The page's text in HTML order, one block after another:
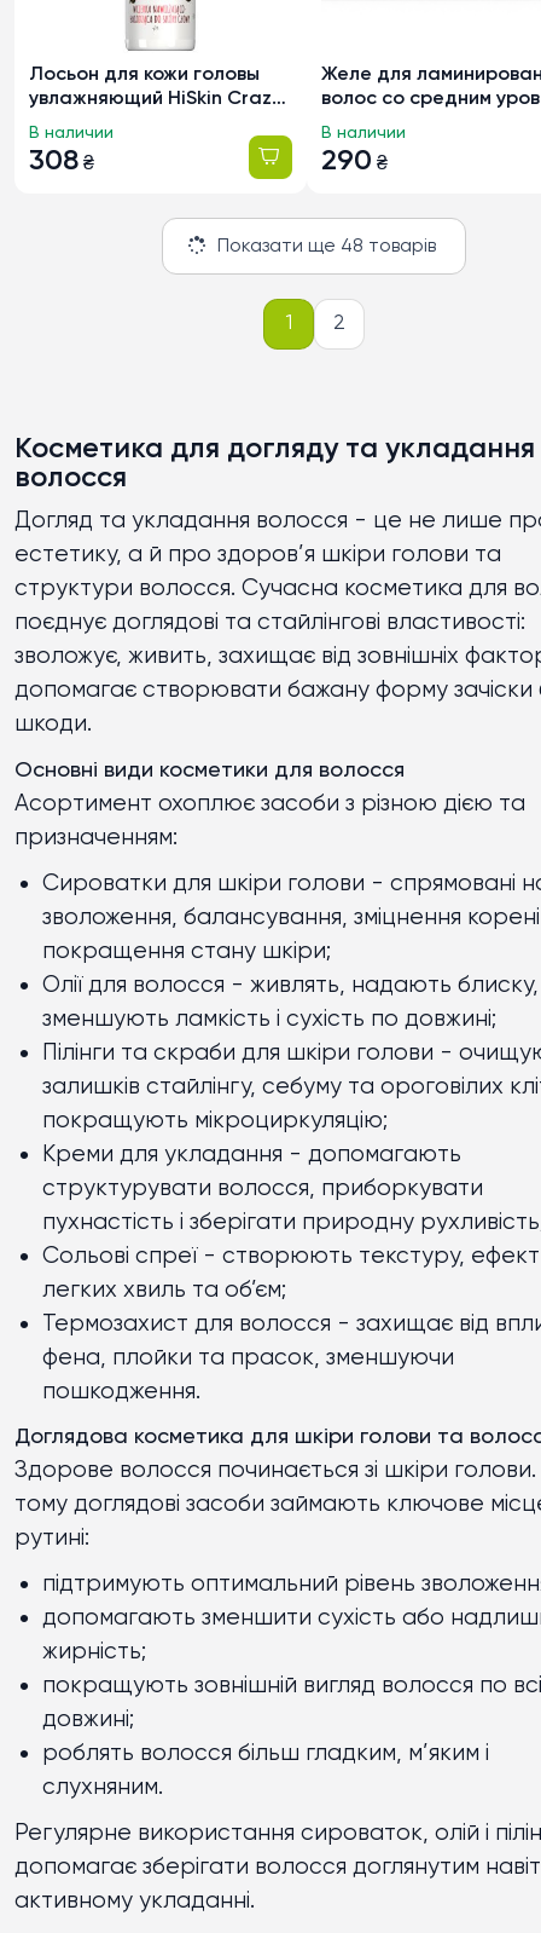
Лосьон для кожи головы
увлажняющий HiSkin Crazy
Hair Honey, 100мл
308 ₴
В наличии
Желе для
волос со средним
пористости HiSkin
Hair с ароматом
300мл
290 ₴
В наличии
Показати ще 48 товарів
1 2
Косметика для догляду та укладання
волосся
Догляд та укладання волосся - це не лише
естетику, а й про здоров’я шкіри голови та
структури волосся. Сучасна косметика для
поєднує доглядові та стайлінгові властивості:
зволожує, живить, захищає від зовнішніх
допомагає створювати бажану форму зачіски
шкоди.
Основні види косметики для волосся
Асортимент охоплює засоби з різною дією та
призначенням:
Сироватки для шкіри голови - спрямовані
зволоження, балансування, зміцнення
покращення стану шкіри;
Олії для волосся - живлять, надають блиску,
зменшують ламкість і сухість по довжині;
Пілінги та скраби для шкіри голови -
залишків стайлінгу, себуму та ороговілих
покращують мікроциркуляцію;
Креми для укладання - допомагають
структурувати волосся, приборкувати
пухнастість і зберігати природну
Сольові спреї - створюють текстуру, ефект
легких хвиль та об’єм;
Термозахист для волосся - захищає від
фена, плойки та прасок, зменшуючи
пошкодження.
Доглядова косметика для шкіри голови та
Здорове волосся починається зі шкіри
тому доглядові засоби займають ключове
рутині:
підтримують оптимальний рівень
допомагають зменшити сухість або
жирність;
покращують зовнішній вигляд волосся по
довжині;
роблять волосся більш гладким, м’яким і
слухняним.
Регулярне використання сироваток, олій і
допомагає зберігати волосся доглянутим
активному укладанні.